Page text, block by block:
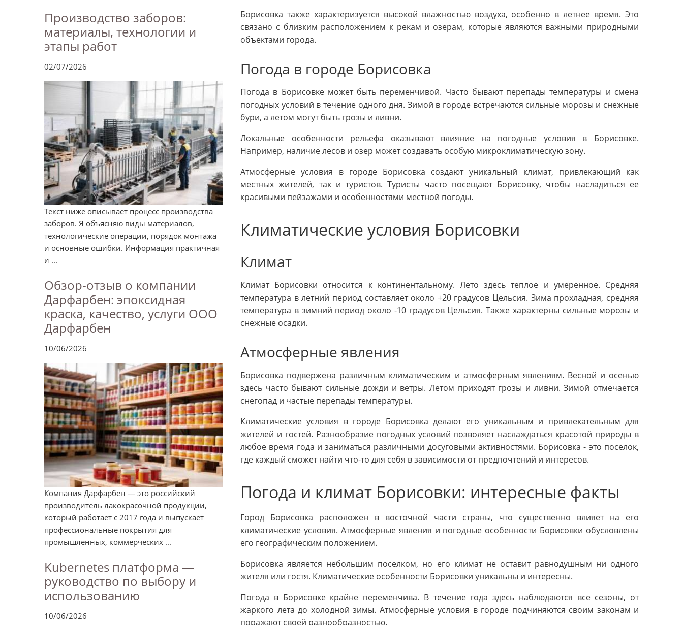
Производство заборов:
материалы, технологии и
этапы работ
02/07/2026
Текст ниже описывает процесс производства
заборов. Я объясняю виды материалов,
технологические операции, порядок монтажа
и основные ошибки. Информация практичная
и ...
Обзор-отзыв о компании
Дарфарбен: эпоксидная
краска, качество, услуги ООО
Дарфарбен
10/06/2026
Компания Дарфарбен — это российский
производитель лакокрасочной продукции,
который работает с 2017 года и выпускает
профессиональные покрытия для
промышленных, коммерческих ...
Kubernetes платформа —
руководство по выбору и
использованию
10/06/2026
Борисовка также характеризуется высокой влажностью воздуха, особенно в летнее время. Это
связано с близким расположением к рекам и озерам, которые являются важными природными
объектами города.
Погода в городе Борисовка
Погода в Борисовке может быть переменчивой. Часто бывают перепады температуры и смена
погодных условий в течение одного дня. Зимой в городе встречаются сильные морозы и снежные
бури, а летом могут быть грозы и ливни.
Локальные особенности рельефа оказывают влияние на погодные условия в Борисовке.
Например, наличие лесов и озер может создавать особую микроклиматическую зону.
Атмосферные условия в городе Борисовка создают уникальный климат, привлекающий как
местных жителей, так и туристов. Туристы часто посещают Борисовку, чтобы насладиться ее
красивыми пейзажами и особенностями местной погоды.
Климатические условия Борисовки
Климат
Климат Борисовки относится к континентальному. Лето здесь теплое и умеренное. Средняя
температура в летний период составляет около +20 градусов Цельсия. Зима прохладная, средняя
температура в зимний период около -10 градусов Цельсия. Также характерны сильные морозы и
снежные осадки.
Атмосферные явления
Борисовка подвержена различным климатическим и атмосферным явлениям. Весной и осенью
здесь часто бывают сильные дожди и ветры. Летом приходят грозы и ливни. Зимой отмечается
снегопад и частые перепады температуры.
Климатические условия в городе Борисовка делают его уникальным и привлекательным для
жителей и гостей. Разнообразие погодных условий позволяет наслаждаться красотой природы в
любое время года и заниматься различными досуговыми активностями. Борисовка - это поселок,
где каждый сможет найти что-то для себя в зависимости от предпочтений и интересов.
Погода и климат Борисовки: интересные факты
Город Борисовка расположен в восточной части страны, что существенно влияет на его
климатические условия. Атмосферные явления и погодные особенности Борисовки обусловлены
его географическим положением.
Борисовка является небольшим поселком, но его климат не оставит равнодушным ни одного
жителя или гостя. Климатические особенности Борисовки уникальны и интересны.
Погода в Борисовке крайне переменчива. В течение года здесь наблюдаются все сезоны, от
жаркого лета до холодной зимы. Атмосферные условия в городе подчиняются своим законам и
поражают своей разнообразностью.